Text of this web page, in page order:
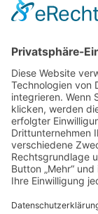
Herausgeber
Datenschutz
Impressum
Bearbeitungsstand
Hilfe